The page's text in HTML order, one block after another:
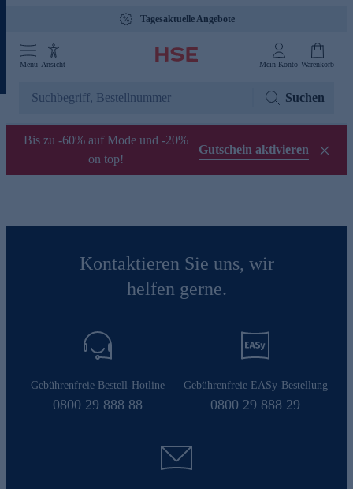
Tagesaktuelle Angebote
Menü Ansicht Mein Konto Warenkorb
Suchen
Bis zu -60% auf Mode und -20%
on top!
Gutschein aktivieren
Kontaktieren Sie uns, wir
helfen gerne.
Gebührenfreie Bestell-Hotline
0800 29 888 88
Gebührenfreie EASy-Bestellung
0800 29 888 29